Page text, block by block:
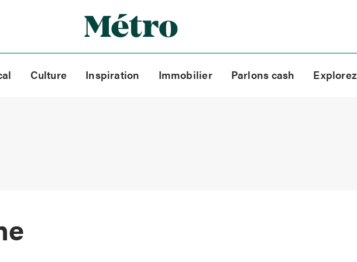
Culture Inspiration Immobilier Parlons cash Explorez